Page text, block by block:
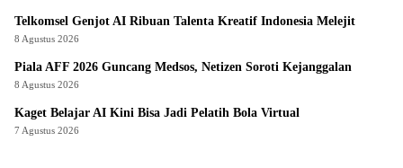
Telkomsel Genjot AI Ribuan Talenta Kreatif Indonesia Melejit
8 Agustus 2026
Piala AFF 2026 Guncang Medsos, Netizen Soroti Kejanggalan
8 Agustus 2026
Kaget Belajar AI Kini Bisa Jadi Pelatih Bola Virtual
7 Agustus 2026